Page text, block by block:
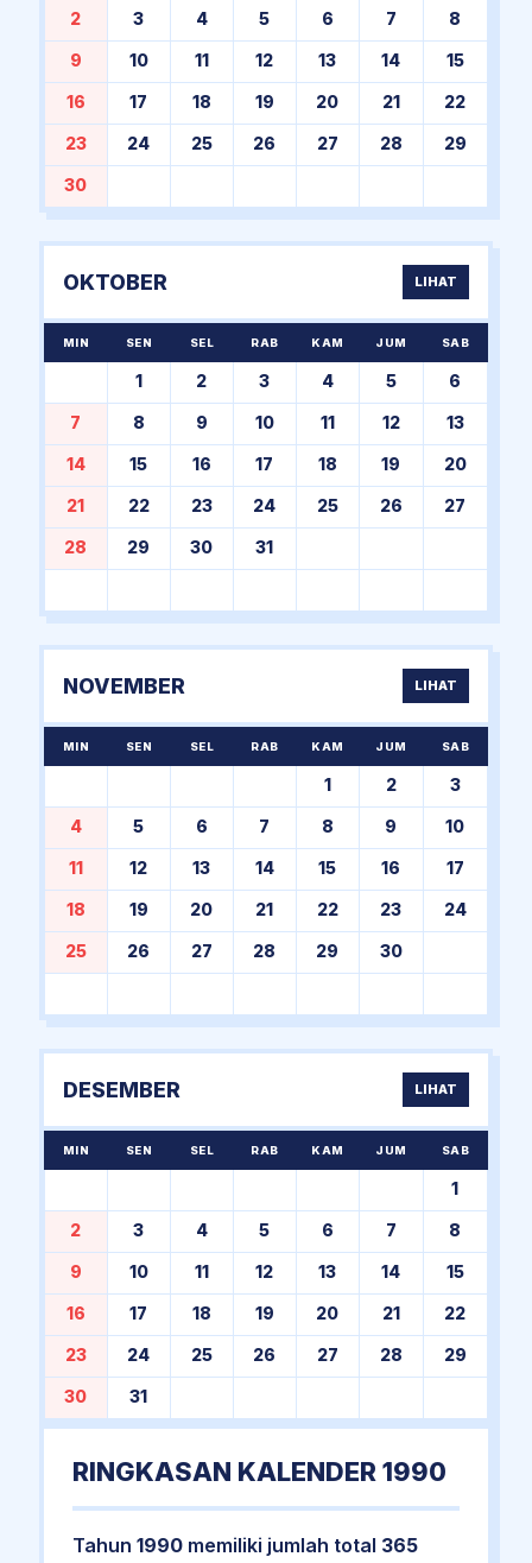
2 3 4 5 6 7 8
9 10 11 12 13 14 15
16 17 18 19 20 21 22
23 24 25 26 27 28 29
30
OKTOBER LIHAT
MIN SEN SEL RAB KAM JUM SAB
1 2 3 4 5 6
7 8 9 10 11 12 13
14 15 16 17 18 19 20
21 22 23 24 25 26 27
28 29 30 31
NOVEMBER LIHAT
MIN SEN SEL RAB KAM JUM SAB
1 2 3
4 5 6 7 8 9 10
11 12 13 14 15 16 17
18 19 20 21 22 23 24
25 26 27 28 29 30
DESEMBER LIHAT
MIN SEN SEL RAB KAM JUM SAB
1
2 3 4 5 6 7 8
9 10 11 12 13 14 15
16 17 18 19 20 21 22
23 24 25 26 27 28 29
30 31
RINGKASAN KALENDER 1990
Tahun 1990memiliki jumlah total 365